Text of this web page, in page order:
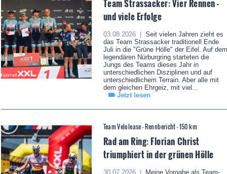
Team Strassacker: Vier Rennen -
und viele Erfolge
03.08.2026 |
Seit vielen Jahren zieht es
das Team Strassacker traditionell Ende
Juli in die "Grüne Hölle" der Eifel. Auf dem
legendären Nürburgring starteten die
Jungs des Teams dieses Jahr in
unterschiedlichen Disziplinen und auf
unterschiedlichem Terrain. Aber alle mit
dem gleichen Ehrgeiz, mit viel...
Jetzt lesen
Team Velolease - Rennbericht - 150 km
Rad am Ring: Florian Christ
triumphiert in der grünen Hölle
30.07.2026 |
Meine Vorgabe als Team-